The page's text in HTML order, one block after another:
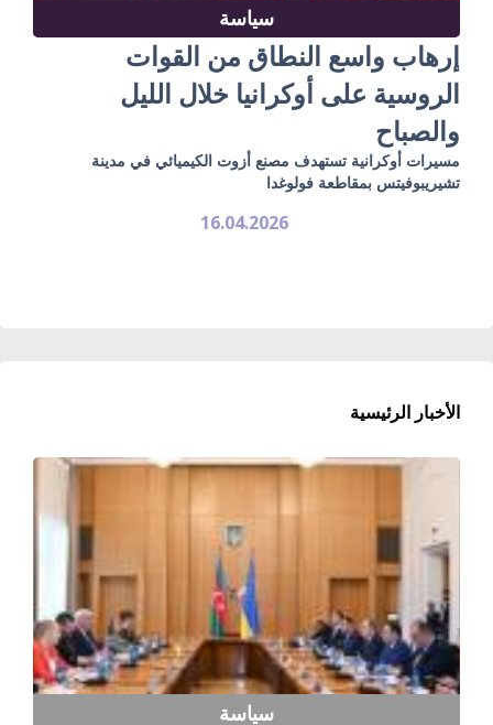
سياسة
إرهاب واسع النطاق من القوات
الروسية على أوكرانيا خلال الليل
والصباح
مسيرات أوكرانية تستهدف مصنع أزوت الكيميائي في مدينة
تشيريبوفيتس بمقاطعة فولوغدا
16.04.2026
الأخبار الرئيسية
سياسة